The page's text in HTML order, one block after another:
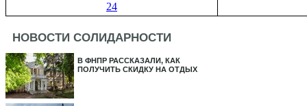
24
НОВОСТИ СОЛИДАРНОСТИ
В ФНПР РАССКАЗАЛИ, КАК
ПОЛУЧИТЬ СКИДКУ НА ОТДЫХ